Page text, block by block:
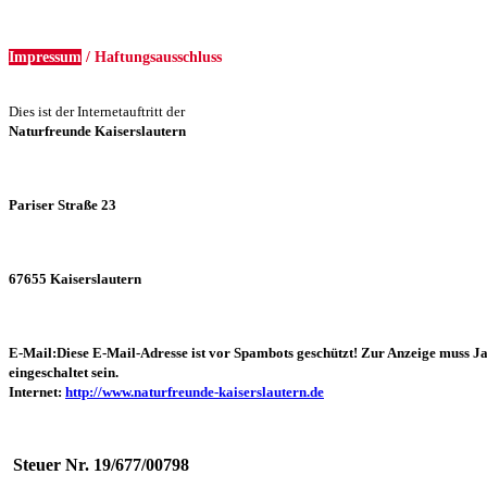
Impressum / Haftungsausschluss
Dies ist der Internetauftritt der
Naturfreunde Kaiserslautern
Pariser Straße 23
67655 Kaiserslautern
E-Mail:Diese E-Mail-Adresse ist vor Spambots geschützt! Zur Anzeige muss
eingeschaltet sein.
Internet: http://www.naturfreunde-kaiserslautern.de
Steuer Nr. 19/677/00798